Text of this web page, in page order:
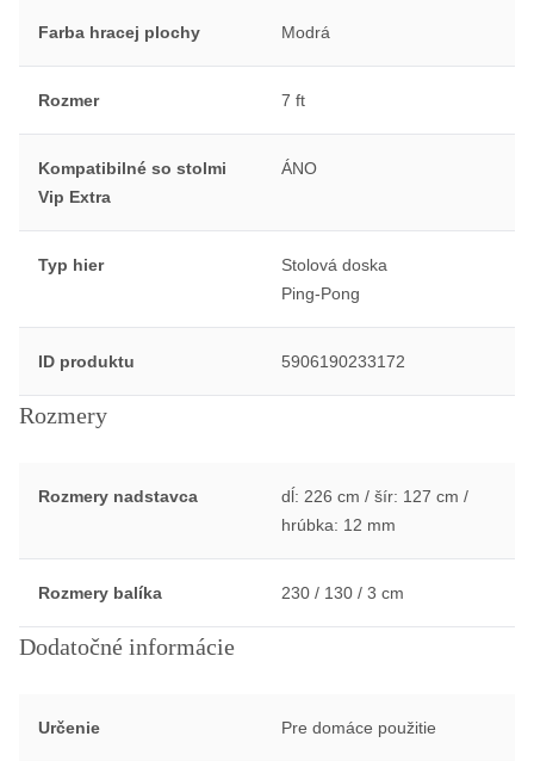
Farba hracej plochy Modrá
Rozmer 7 ft
Kompatibilné so stolmi
Vip Extra
ÁNO
Typ hier
Stolová doska
Ping-Pong
ID produktu 5906190233172
Rozmery
Rozmery nadstavca
dĺ: 226 cm / šír: 127 cm /
hrúbka: 12 mm
Rozmery balíka 230 / 130 / 3 cm
Dodatočné informácie
Určenie Pre domáce použitie